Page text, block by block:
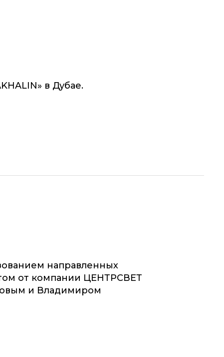
в Дубае.
направленных
от компании ЦЕНТРСВЕТ
и Владимиром